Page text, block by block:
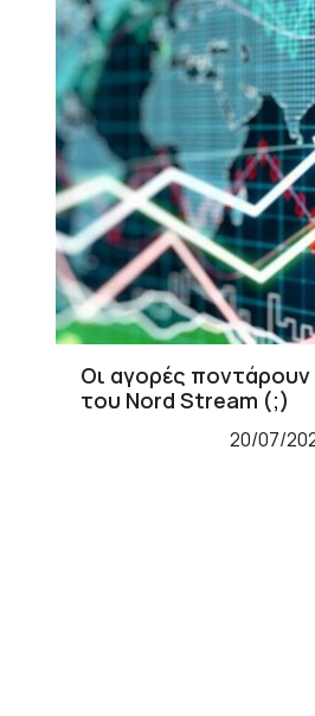
Οι αγορές ποντάρουν
του Nord Stream (;)
20/07/